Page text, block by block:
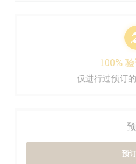
100%
仅进行过预订
预